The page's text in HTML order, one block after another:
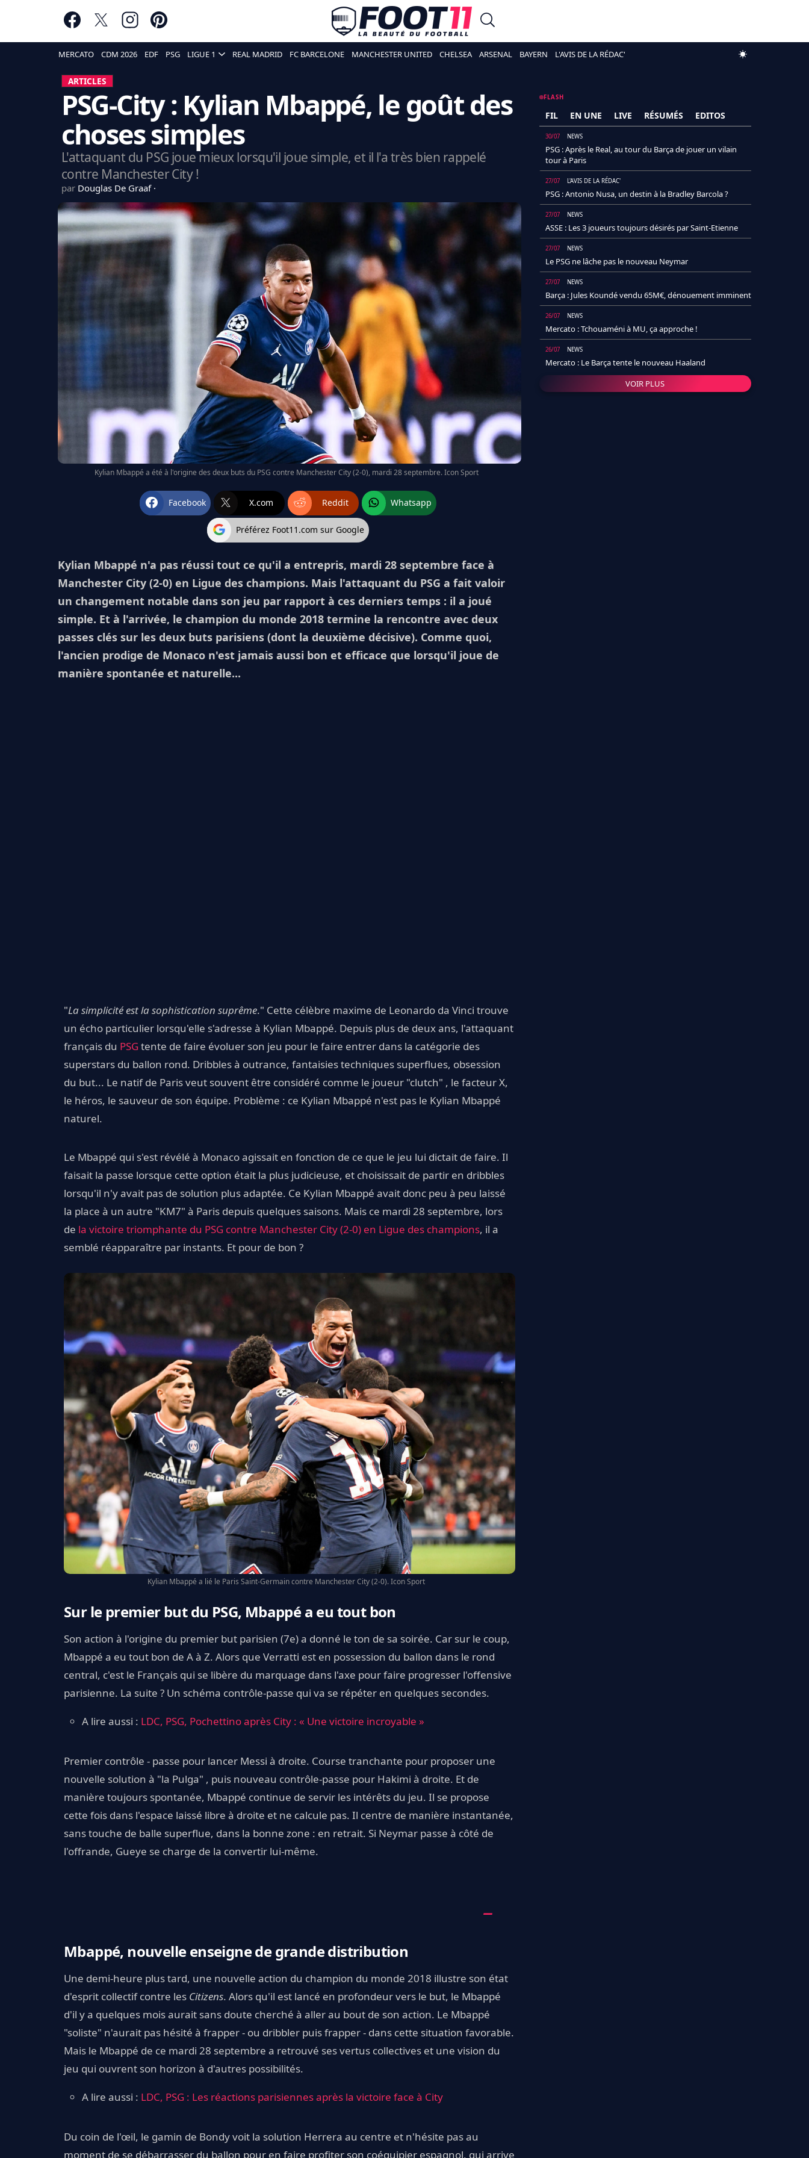
MERCATO CDM 2026 EDF PSG LIGUE 1 REAL MADRID FC BARCELONE MANCHESTER UNITED CHELSEA ARSENAL BAYERN L'AVIS DE LA RÉDAC'
ARTICLES
PSG-City : Kylian Mbappé, le goût des
choses simples
L'attaquant du PSG joue mieux lorsqu'il joue simple, et il l'a très bien rappelé
contre Manchester City !
par Douglas De Graaf
Kylian Mbappé a été à l'origine des deux buts du PSG contre Manchester City (2-0), mardi 28 septembre. Icon Sport
Facebook X.com Reddit Whatsapp
Préférez Foot11.com sur Google
Kylian Mbappé n'a pas réussi tout ce qu'il a entrepris, mardi 28 septembre face à
Manchester City (2-0) en Ligue des champions. Mais l'attaquant du PSG a fait valoir
un changement notable dans son jeu par rapport à ces derniers temps : il a joué
simple. Et à l'arrivée, le champion du monde 2018 termine la rencontre avec deux
passes clés sur les deux buts parisiens (dont la deuxième décisive). Comme quoi,
l'ancien prodige de Monaco n'est jamais aussi bon et efficace que lorsqu'il joue de
manière spontanée et naturelle...
"La simplicité est la sophistication suprême." Cette célèbre maxime de Leonardo da Vinci trouve
un écho particulier lorsqu'elle s'adresse à Kylian Mbappé. Depuis plus de deux ans, l'attaquant
français du PSGtente de faire évoluer son jeu pour le faire entrer dans la catégorie des
superstars du ballon rond. Dribbles à outrance, fantaisies techniques superflues, obsession
du but... Le natif de Paris veut souvent être considéré comme le joueur "clutch" , le facteur X,
le héros, le sauveur de son équipe. Problème : ce Kylian Mbappé n'est pas le Kylian Mbappé
naturel.
Le Mbappé qui s'est révélé à Monaco agissait en fonction de ce que le jeu lui dictait de faire. Il
faisait la passe lorsque cette option était la plus judicieuse, et choisissait de partir en dribbles
lorsqu'il n'y avait pas de solution plus adaptée. Ce Kylian Mbappé avait donc peu à peu laissé
la place à un autre "KM7" à Paris depuis quelques saisons. Mais ce mardi 28 septembre, lors
de la victoire triomphante du PSG contre Manchester City (2-0) en Ligue des champions, il a
semblé réapparaître par instants. Et pour de bon ?
Kylian Mbappé a lié le Paris Saint-Germain contre Manchester City (2-0). Icon Sport
Sur le premier but du PSG, Mbappé a eu tout bon
Son action à l'origine du premier but parisien (7e) a donné le ton de sa soirée. Car sur le coup,
Mbappé a eu tout bon de A à Z. Alors que Verratti est en possession du ballon dans le rond
central, c'est le Français qui se libère du marquage dans l'axe pour faire progresser l'offensive
parisienne. La suite ? Un schéma contrôle-passe qui va se répéter en quelques secondes.
A lire aussi : LDC, PSG, Pochettino après City : « Une victoire incroyable »
Premier contrôle - passe pour lancer Messi à droite. Course tranchante pour proposer une
nouvelle solution à "la Pulga" , puis nouveau contrôle-passe pour Hakimi à droite. Et de
manière toujours spontanée, Mbappé continue de servir les intérêts du jeu. Il se propose
cette fois dans l'espace laissé libre à droite et ne calcule pas. Il centre de manière instantanée,
sans touche de balle superflue, dans la bonne zone : en retrait. Si Neymar passe à côté de
l'offrande, Gueye se charge de la convertir lui-même.
Mbappé, nouvelle enseigne de grande distribution
Une demi-heure plus tard, une nouvelle action du champion du monde 2018 illustre son état
d'esprit collectif contre les Citizens. Alors qu'il est lancé en profondeur vers le but, le Mbappé
d'il y a quelques mois aurait sans doute cherché à aller au bout de son action. Le Mbappé
"soliste" n'aurait pas hésité à frapper - ou dribbler puis frapper - dans cette situation favorable.
Mais le Mbappé de ce mardi 28 septembre a retrouvé ses vertus collectives et une vision du
jeu qui ouvrent son horizon à d'autres possibilités.
A lire aussi : LDC, PSG : Les réactions parisiennes après la victoire face à City
Du coin de l'œil, le gamin de Bondy voit la solution Herrera au centre et n'hésite pas au
moment de se débarrasser du ballon pour en faire profiter son coéquipier espagnol, qui arrive
FLASH
FIL EN UNE LIVE RÉSUMÉS EDITOS
30/07 NEWS
PSG : Après le Real, au tour du Barça de jouer un vilain
tour à Paris
27/07 L'AVIS DE LA RÉDAC'
PSG : Antonio Nusa, un destin à la Bradley Barcola ?
27/07 NEWS
ASSE : Les 3 joueurs toujours désirés par Saint-Etienne
27/07 NEWS
Le PSG ne lâche pas le nouveau Neymar
27/07 NEWS
Barça : Jules Koundé vendu 65M€, dénouement imminent
26/07 NEWS
Mercato : Tchouaméni à MU, ça approche !
26/07 NEWS
Mercato : Le Barça tente le nouveau Haaland
VOIR PLUS